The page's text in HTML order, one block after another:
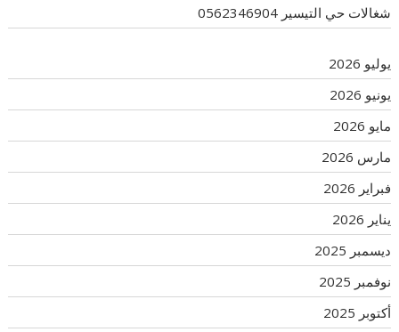
شغالات حي التيسير 0562346904
يوليو 2026
يونيو 2026
مايو 2026
مارس 2026
فبراير 2026
يناير 2026
ديسمبر 2025
نوفمبر 2025
أكتوبر 2025